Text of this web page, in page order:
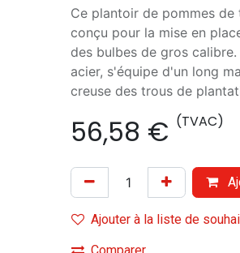
Ce plantoir de pommes
conçu pour la mise en
des bulbes de gros
acier, s'équipe d'un long
creuse des trous de
56,58 € (TVAC)
Ajouter à la liste de